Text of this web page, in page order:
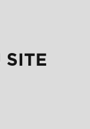
SITE